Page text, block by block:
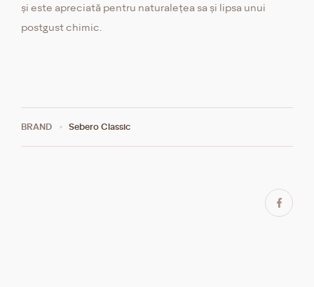
și este apreciată pentru naturalețea sa și lipsa unui
postgust chimic.
BRAND Sebero Classic